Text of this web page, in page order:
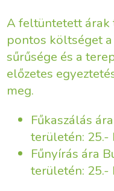
A feltüntetett árak
pontos költséget
sűrűsége és a
előzetes
meg.
Fűkaszálás
területén: 25.-
Fűnyírás ára
területén: 25.-